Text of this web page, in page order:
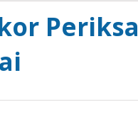
Periksa